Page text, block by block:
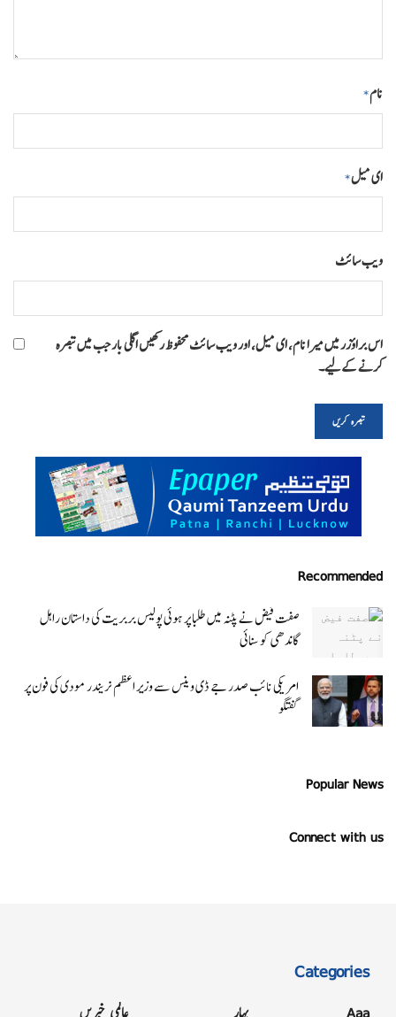
نام*
ای میل*
ویب‌ سائٹ
اس براؤزر میں میرا نام، ای میل، اور ویب سائٹ محفوظ رکھیں اگلی بار جب میں تبصرہ
کرنے کےلیے۔
Recommended
صفت فیض نے پٹنہ میں طلبا پر ہوئی پولیس بربریت کی داستان راہل
گاندھی کو سنائی
امریکی نائب صدر جے ڈی وینس سے وزیر اعظم نریندر مودی کی فون پر
گفتگو
Popular News
Connect with us
Categories